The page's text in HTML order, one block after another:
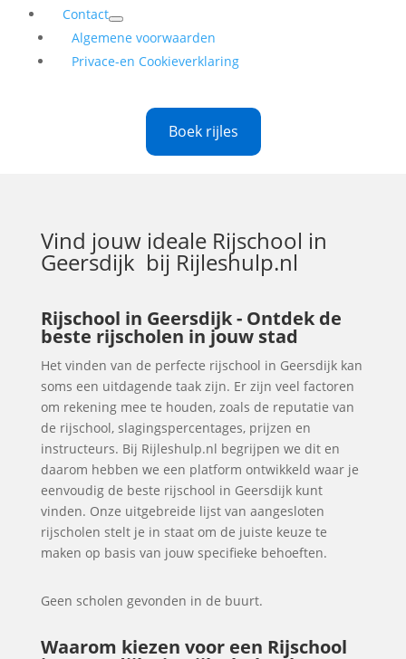
Contact
Algemene voorwaarden
Privace-en Cookieverklaring
Boek rijles
Vind jouw ideale Rijschool in
Geersdijk bij Rijleshulp.nl
Rijschool in Geersdijk - Ontdek de
beste rijscholen in jouw stad
Het vinden van de perfecte rijschool in Geersdijk kan
soms een uitdagende taak zijn. Er zijn veel factoren
om rekening mee te houden, zoals de reputatie van
de rijschool, slagingspercentages, prijzen en
instructeurs. Bij Rijleshulp.nl begrijpen we dit en
daarom hebben we een platform ontwikkeld waar je
eenvoudig de beste rijschool in Geersdijk kunt
vinden. Onze uitgebreide lijst van aangesloten
rijscholen stelt je in staat om de juiste keuze te
maken op basis van jouw specifieke behoeften.
Geen scholen gevonden in de buurt.
Waarom kiezen voor een Rijschool